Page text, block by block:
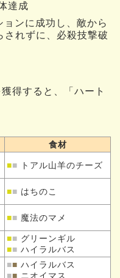
達成
ンに成功し、敵から
されずに、必殺技撃破
得すると、「ハート
食材
■■ トアル山羊のチーズ
■■ はちのこ
■■ 魔法のマメ
■■ グリーンギル
■■ ハイラルバス
■■ ハイラルバス
■■ ニオイマス